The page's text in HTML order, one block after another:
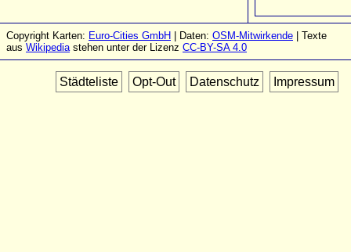
Copyright Karten: Euro-Cities GmbH | Daten: OSM-Mitwirkende | Texte
aus Wikipediastehen unter der Lizenz CC-BY-SA 4.0
Städteliste Opt-Out Datenschutz Impressum